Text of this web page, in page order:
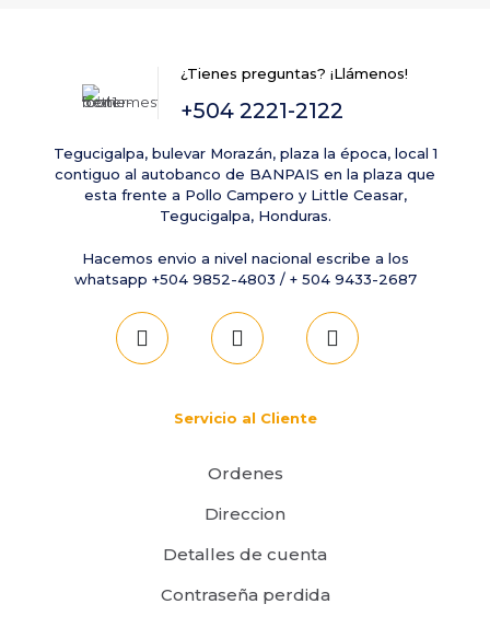
Guarda mi nombre, correo electrónico y web en este
navegador para la próxima vez que comente.
¿Tienes preguntas? ¡Llámenos!
+504 2221-2122
Tegucigalpa, bulevar Morazán, plaza la época, local 1
contiguo al autobanco de BANPAIS en la plaza que
esta frente a Pollo Campero y Little Ceasar,
Tegucigalpa, Honduras.
Hacemos envio a nivel nacional escribe a los
whatsapp +504 9852-4803 / + 504 9433-2687
Servicio al Cliente
Ordenes
Direccion
Detalles de cuenta
Contraseña perdida